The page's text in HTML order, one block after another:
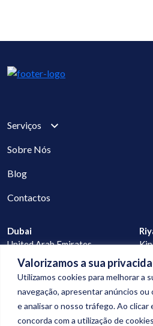
Valorizamos a sua
Utilizamos cookies para melhorar a
navegação, apresentar anúncios
e analisar o nosso tráfego. Ao clicar
concorda com a utilização de
Serviços
Sobre Nós
Blog
Contactos
Dubai
United Arab Emirates
Lisbon
geral@digitalconnection.pt